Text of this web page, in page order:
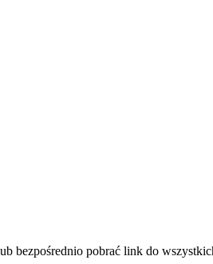
bezpośrednio pobrać link do